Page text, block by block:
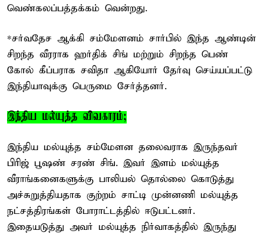
வெண்கலப்பத்தக்கம் வென்றது.
*சர்வதேச ஆக்கி சம்மேளனம் சார்பில் இந்த ஆண்டின்
சிறந்த வீரராக ஹர்திக் சிங் மற்றும் சிறந்த பெண்
கோல் கீப்பராக சவிதா ஆகியோர் தேர்வு செய்யப்பட்டு
இந்தியாவுக்கு பெருமை சேர்த்தனர்.
இந்திய மல்யுத்த விவகாரம்;
இந்திய மல்யுத்த சம்மேளன தலைவராக இருந்தவர்
பிரிஜ் பூஷண் சரண் சிங். இவர் இளம் மல்யுத்த
வீராங்கனைகளுக்கு பாலியல் தொல்லை கொடுத்து
அச்சுறுத்தியதாக குற்றம் சாட்டி முன்னணி மல்யுத்த
நட்சத்திரங்கள் போராட்டத்தில் ஈடுபட்டனர்.
இதையடுத்து அவர் மல்யுத்த நிர்வாகத்தில் இருந்து